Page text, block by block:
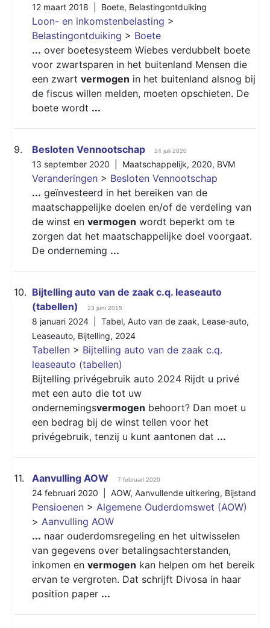
12 maart 2018 | Boete, Belastingontduiking
Loon- en inkomstenbelasting >
Belastingontduiking > Boete
... over boetesysteem Wiebes verdubbelt boete
voor zwartsparen in het buitenland Mensen die
een zwart vermogen in het buitenland alsnog bij
de fiscus willen melden, moeten opschieten. De
boete wordt ...
9. Besloten Vennootschap 24 juli 2020
13 september 2020 | Maatschappelijk, 2020, BVM
Veranderingen > Besloten Vennootschap
... geïnvesteerd in het bereiken van de
maatschappelijke doelen en/of de verdeling van
de winst en vermogen wordt beperkt om te
zorgen dat het maatschappelijke doel voorgaat.
De onderneming ...
10. Bijtelling auto van de zaak c.q. leaseauto
(tabellen)
23 juni 2015
8 januari 2024 | Tabel, Auto van de zaak, Lease-auto,
Leaseauto, Bijtelling, 2024
Tabellen > Bijtelling auto van de zaak c.q.
leaseauto (tabellen)
Bijtelling privégebruik auto 2024 Rijdt u privé
met een auto die tot uw
ondernemingsvermogen behoort? Dan moet u
een bedrag bij de winst tellen voor het
privégebruik, tenzij u kunt aantonen dat ...
11. Aanvulling AOW 7 februari 2020
24 februari 2020 | AOW, Aanvullende uitkering, Bijstand
Pensioenen > Algemene Ouderdomswet (AOW)
> Aanvulling AOW
... naar ouderdomsregeling en het uitwisselen
van gegevens over betalingsachterstanden,
inkomen en vermogen kan helpen om het bereik
ervan te vergroten. Dat schrijft Divosa in haar
position paper ...